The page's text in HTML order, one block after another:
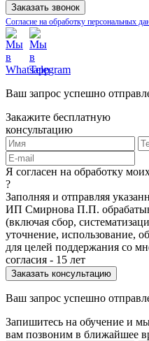
Согласие на обработку персональных
Ваш запрос успешно
Закажите бесплатную
консультацию
Я согласен на обработку
?
Заполняя и отправляя
ИП Смирнова П.П.
(включая сбор,
уточнение, использование,
для целей поддержания со
согласия - 15 лет
Ваш запрос успешно
Запишитесь на обучение и
вам позвоним в ближайшее